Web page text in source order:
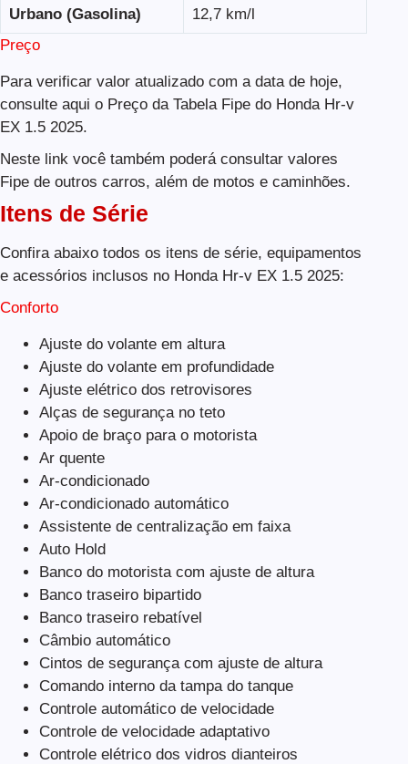
Urbano (Gasolina)
12,7 km/l
Preço
Para verificar valor atualizado com a data de hoje,
consulte aqui o Preço da Tabela Fipe do Honda Hr-v
EX 1.5 2025.
Neste link você também poderá consultar valores
Fipe de outros carros, além de motos e caminhões.
Itens de Série
Confira abaixo todos os itens de série, equipamentos
e acessórios inclusos no Honda Hr-v EX 1.5 2025:
Conforto
Ajuste do volante em altura
Ajuste do volante em profundidade
Ajuste elétrico dos retrovisores
Alças de segurança no teto
Apoio de braço para o motorista
Ar quente
Ar-condicionado
Ar-condicionado automático
Assistente de centralização em faixa
Auto Hold
Banco do motorista com ajuste de altura
Banco traseiro bipartido
Banco traseiro rebatível
Câmbio automático
Cintos de segurança com ajuste de altura
Comando interno da tampa do tanque
Controle automático de velocidade
Controle de velocidade adaptativo
Controle elétrico dos vidros dianteiros